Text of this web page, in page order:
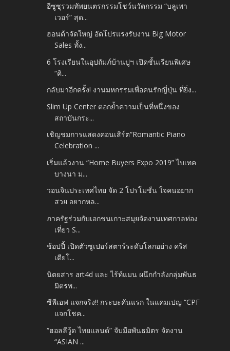
อีซูซุรวมทัพยนตรกรรมโชว์นวัตกรรม “บลูเพา
เวอร์” สุด...
ฮอนด้าจัดใหญ่ อัดโปรแรงรับงาน Big Motor
Sales ทั้ง...
6 โรงเรียนในอุปถัมภ์บ้านปูฯ เปิดชั้นเรียนพิเศษ
“คิ...
กลับมาอีกครั้ง! งานมหกรรมเพื่อคนรักญี่ปุ่น ที่ยิ่ง...
Slim Up Center ตอกย้ำความเป็นที่หนึ่งของ
สถาบันกระ...
เชิญชมการแสดงคอนเสิร์ต“Romantic Piano
Celebration ...
เริ่มแล้วงาน “Home Buyers Expo 2019” ไบเทค
บางนา ม...
วอนจินประเทศไทย จัด 2 โปรโมชั่น ใจคนอยาก
สวย อยากหล...
ภาครัฐร่วมกับเอกชนเกาะสมุยจัดงานเทศกาลท่อง
เที่ยว S...
ช้อปปี้ เปิดตัวซูเปอร์สตาร์ระดับโลกอย่าง คริส
เตียโ...
นิตยสาร art4d และ ไร้ท์แมน ผนึกกำลังกลุ่มพันธ
มิตรพ...
ซีพีเอฟ แจกจริง!! กระบะคันแรก ในแคมเปญ “CPF
แจกโชค...
“ฮอลลีวู้ด ไทยแลนด์” จับมือพันธมิตร จัดงาน
“ASIAN ...